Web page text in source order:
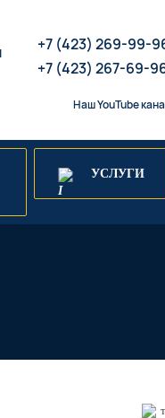
+7 (423) 269-99-
+7 (423) 267-69-
Наш YouTube
УСЛУГИ